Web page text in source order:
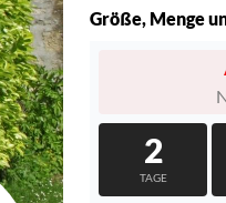
Größe, Menge
2
TAGE